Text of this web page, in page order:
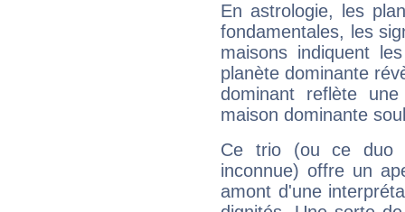
En astrologie, les
fondamentales, les
maisons indiquent
planète dominante
dominant reflète
maison dominante
Ce trio (ou ce duo
inconnue) offre un
amont d'une